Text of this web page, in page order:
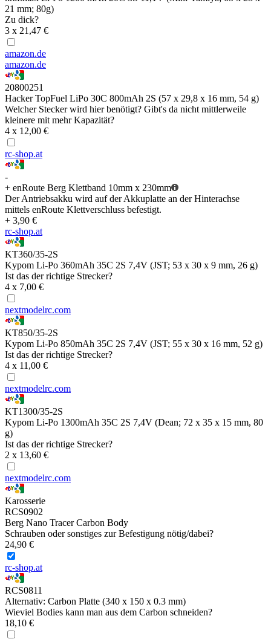
21 mm; 80g)
Zu dick?
3 x 21,47 €
amazon.de
amazon.de
20800251
Hacker TopFuel LiPo 30C 800mAh 2S (57 x 29,8 x 16 mm, 54 g)
Welcher Stecker wird hier benötigt? Gibt's da nicht mittlerweile
kleinere mit mehr Kapazität?
4 x 12,00 €
rc-shop.at
-
+ enRoute Berg Klettband 10mm x 230mm
Der Antriebsakku wird auf der Akkuplatte an der Hinterachse
mittels enRoute Klettverschluss befestigt.
+ 3,90 €
rc-shop.at
KT360/35-2S
Kypom Li-Po 360mAh 35C 2S 7,4V (JST; 53 x 30 x 9 mm, 26 g)
Ist das der richtige Strecker?
4 x 7,00 €
nextmodelrc.com
KT850/35-2S
Kypom Li-Po 850mAh 35C 2S 7,4V (JST; 55 x 30 x 16 mm, 52 g)
Ist das der richtige Strecker?
4 x 11,00 €
nextmodelrc.com
KT1300/35-2S
Kypom Li-Po 1300mAh 35C 2S 7,4V (Dean; 72 x 35 x 15 mm, 80
g)
Ist das der richtige Strecker?
2 x 13,60 €
nextmodelrc.com
Karosserie
RCS0902
Berg Nano Tracer Carbon Body
Schrauben oder sonstiges zur Befestigung nötig/dabei?
24,90 €
rc-shop.at
RCS0811
Alternativ: Carbon Platte (340 x 150 x 0.3 mm)
Wieviel Bodies kann man aus dem Carbon schneiden?
18,10 €